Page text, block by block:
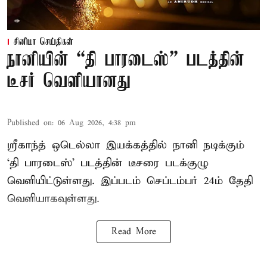
சினிமா செய்திகள்
நானியின் “தி பாரடைஸ்” படத்தின்
டீசர் வெளியானது
Published on: 06 Aug 2026, 4:38 pm
ஸ்ரீகாந்த் ஒடெல்லா இயக்கத்தில் நானி நடிக்கும்
‘தி பாரடைஸ்’ படத்தின் டீசரை படக்குழு
வெளியிட்டுள்ளது. இப்படம் செப்டம்பர் 24ம் தேதி
வெளியாகவுள்ளது.
Read More